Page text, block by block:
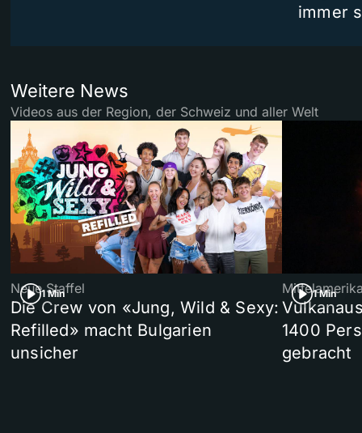
immer
Weitere News
Videos aus der Region, der Schweiz und aller Welt
1 Min
Neue Staffel
Die Crew von «Jung, Wild & Sexy:
Refilled» macht Bulgarien
unsicher
1 Min
1400
gebracht